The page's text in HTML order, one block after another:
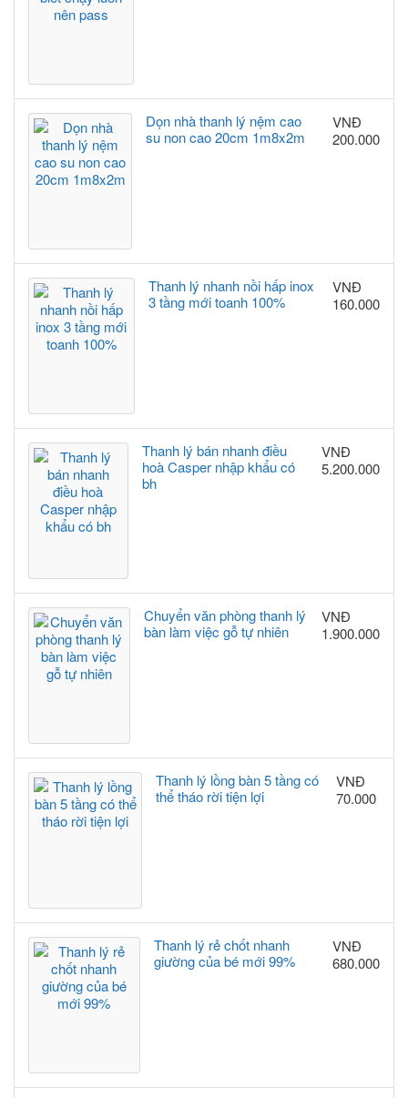
Dọn nhà thanh lý nệm cao
su non cao 20cm 1m8x2m
VNĐ
200.000
Thanh lý nhanh nồi hấp inox
3 tầng mới toanh 100%
VNĐ
160.000
Thanh lý bán nhanh điều
hoà Casper nhập khẩu có
bh
VNĐ
5.200.000
Chuyển văn phòng thanh lý
bàn làm việc gỗ tự nhiên
VNĐ
1.900.000
Thanh lý lồng bàn 5 tầng có
thể tháo rời tiện lợi
VNĐ
70.000
Thanh lý rẻ chốt nhanh
giường của bé mới 99%
VNĐ
680.000